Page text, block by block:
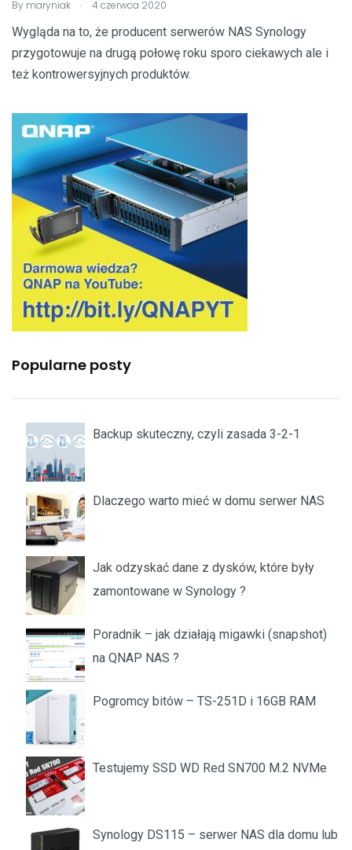
By maryniak . 4 czerwca 2020
Wygląda na to, że producent serwerów NAS Synology
przygotowuje na drugą połowę roku sporo ciekawych ale i
też kontrowersyjnych produktów.
Popularne posty
Backup skuteczny, czyli zasada 3-2-1
Dlaczego warto mieć w domu serwer NAS
Jak odzyskać dane z dysków, które były
zamontowane w Synology ?
Poradnik – jak działają migawki (snapshot)
na QNAP NAS ?
Pogromcy bitów – TS-251D i 16GB RAM
Testujemy SSD WD Red SN700 M.2 NVMe
Synology DS115 – serwer NAS dla domu lub